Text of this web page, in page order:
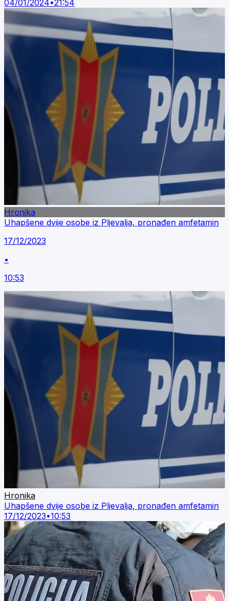
04/01/2024•21:54
Hronika
Uhapšene dvije osobe iz Pljevalja, pronađen amfetamin
17/12/2023
•
10:53
Hronika
Uhapšene dvije osobe iz Pljevalja, pronađen amfetamin
17/12/2023•10:53